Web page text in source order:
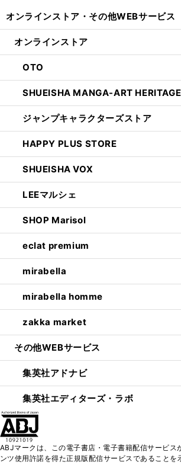
オンラインストア・ その他WEBサービス
オンラインストア
OTO
SHUEISHA MANGA-ART HERITAGE
ジャンプキャラクターズストア
HAPPY PLUS STORE
SHUEISHA VOX
LEEマルシェ
SHOP Marisol
eclat premium
mirabella
mirabella homme
zakka market
その他WEBサービス
集英社アドナビ
集英社エディターズ・ラボ
ABJマークは、この電子書店・電子書籍配信サービス
ンツ使用許諾を得た正規版配信サービスであることを